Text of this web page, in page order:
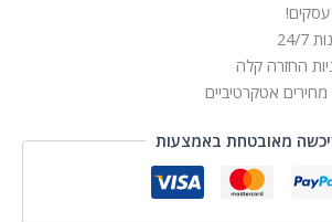
7
החזרה קלה
אטקרטיביים
מאובטחת באמצעות